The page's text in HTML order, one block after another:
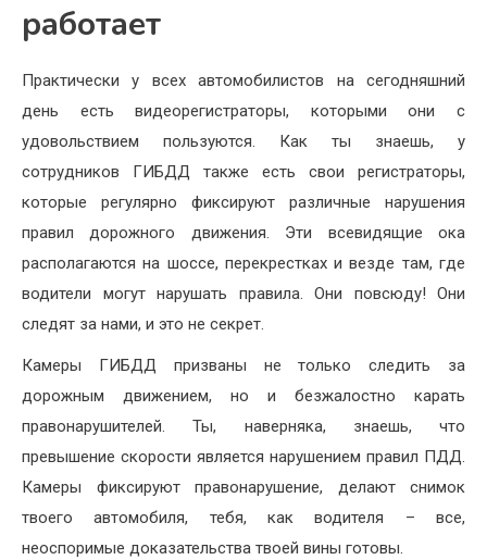
работает
Практически у всех автомобилистов на сегодняшний
день есть видеорегистраторы, которыми они с
удовольствием пользуются. Как ты знаешь, у
сотрудников ГИБДД также есть свои регистраторы,
которые регулярно фиксируют различные нарушения
правил дорожного движения. Эти всевидящие ока
располагаются на шоссе, перекрестках и везде там, где
водители могут нарушать правила. Они повсюду! Они
следят за нами, и это не секрет.
Камеры ГИБДД призваны не только следить за
дорожным движением, но и безжалостно карать
правонарушителей. Ты, наверняка, знаешь, что
превышение скорости является нарушением правил ПДД.
Камеры фиксируют правонарушение, делают снимок
твоего автомобиля, тебя, как водителя – все,
неоспоримые доказательства твоей вины готовы.